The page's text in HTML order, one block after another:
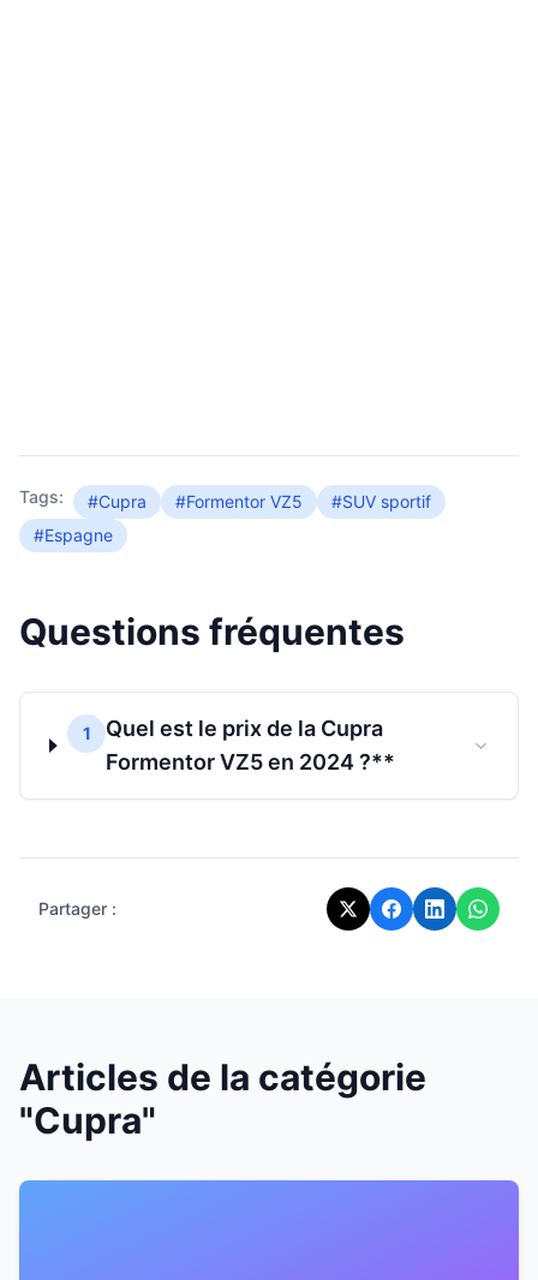
Tags: #Cupra #Formentor VZ5
#SUV sportif
#Espagne
Questions fréquentes
1
Quel est le prix de la Cupra
Formentor VZ5 en 2024 ?**
Partager :
Articles de la catégorie
"Cupra"